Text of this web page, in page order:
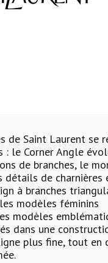
de Saint Laurent se
: le Corner Angle
de branches, le
détails de charnières
à branches
modèles féminins
modèles
dans une
plus fine, tout en